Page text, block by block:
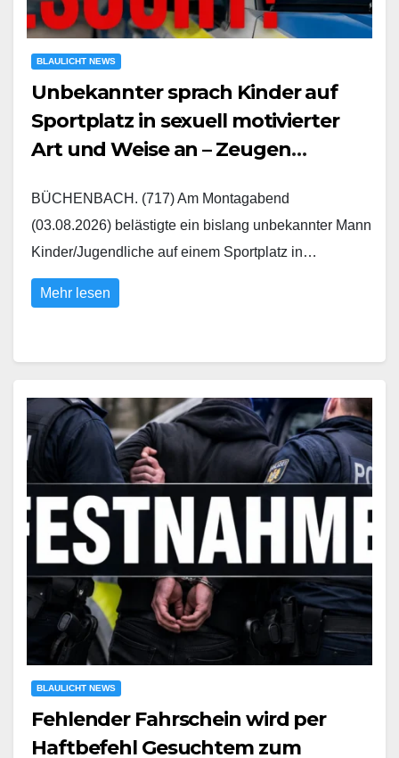
BLAULICHT NEWS
Unbekannter sprach Kinder auf
Sportplatz in sexuell motivierter
Art und Weise an – Zeugen
BÜCHENBACH. (717) Am Montagabend
(03.08.2026) belästigte ein bislang unbekannter Mann
Kinder/Jugendliche auf einem Sportplatz in…
Mehr lesen
BLAULICHT NEWS
Fehlender Fahrschein wird per
Haftbefehl Gesuchtem zum